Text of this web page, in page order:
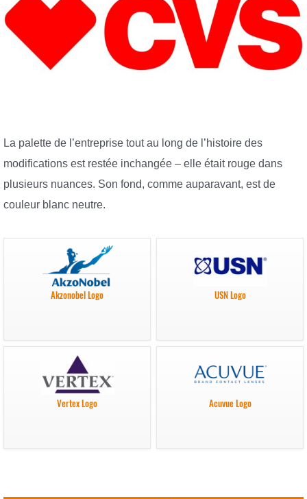
La palette de l’entreprise tout au long de l’histoire des
modifications est restée inchangée – elle était rouge dans
plusieurs nuances. Son fond, comme auparavant, est de
couleur blanc neutre.
Akzonobel Logo USN Logo
Vertex Logo Acuvue Logo